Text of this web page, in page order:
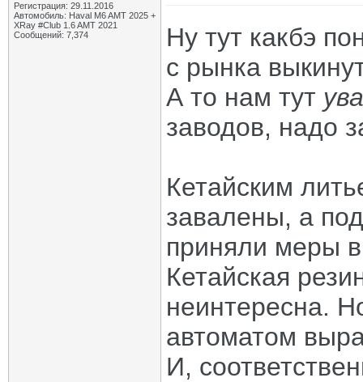
Регистрация: 29.11.2016
Автомобиль: Haval M6 AMT 2025 +
XRay #Club 1.6 AMT 2021
Сообщений: 7,374
Ну тут какбэ
с рынка
А то нам тут
заводов, надо
Кетайским
завалены, а
приняли меры
Кетайская
неинтересна.
автоматом
И,